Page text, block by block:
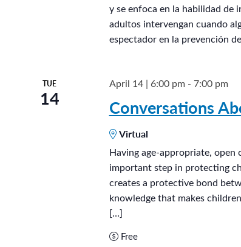
ñ
o
y se enfoca en la habilidad de
adultos intervengan cuando
espectador en la prevención
TUE
14 Conversations
April 14 | 6:00 pm- 7:00 pm
Virtual
Having age-appropriate, open
important step in protecting
creates a protective bond
knowledge that makes
[…]
Free